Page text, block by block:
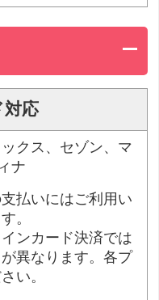
対応
クス、セゾン、マ
ナ
払いにはご利用い
。
ンカード決済では
異なります。各プ
い。